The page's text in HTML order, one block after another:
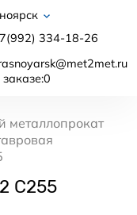
334-18-26
заказе:0
металлопрокат
С255